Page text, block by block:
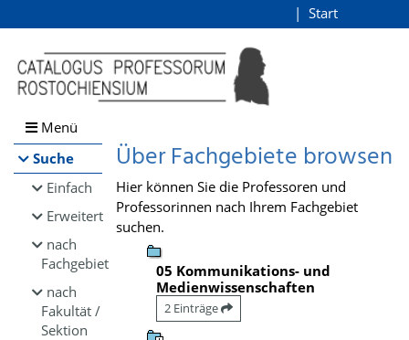
Browsen
direkt zum Inhalt
Start
Menü
Suche
Einfach
Erweitert
nach
Fachgebiet
nach
Fakultät /
Sektion
Über Fachgebiete browsen
Hier können Sie die Professoren und
Professorinnen nach Ihrem Fachgebiet
suchen.
05 Kommunikations- und
Medienwissenschaften
2 Einträge